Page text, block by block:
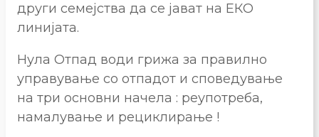
други семејства да се јават на ЕКО
линијата.
Нула Отпад води грижа за правилно
управување со отпадот и споведување
на три основни начела : реупотреба,
намалување и рециклирање !